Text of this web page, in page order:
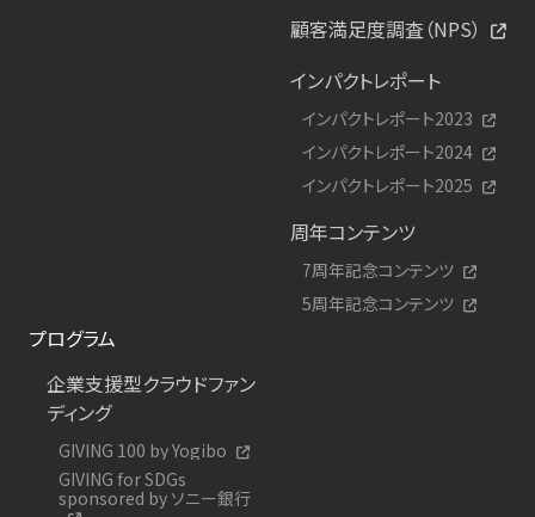
顧客満足度調査（NPS）
インパクトレポート
インパクトレポート2023
インパクトレポート2024
インパクトレポート2025
周年コンテンツ
7周年記念コンテンツ
5周年記念コンテンツ
プログラム
企業支援型クラウドファン
ディング
GIVING 100 by Yogibo
GIVING for SDGs
sponsored by ソニー銀行